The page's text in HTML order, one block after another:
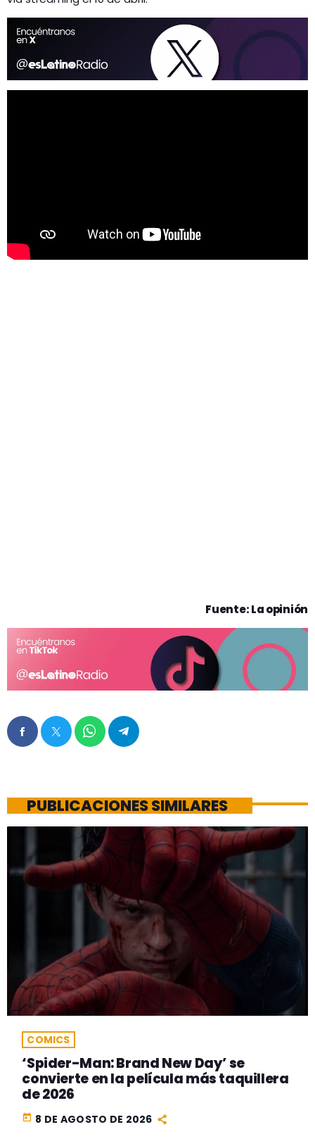
Fuente: La opinión
PUBLICACIONES SIMILARES
COMICS
‘Spider-Man: Brand New Day’ se
convierte en la película más taquillera
de 2026
today 8 DE AGOSTO DE 2026